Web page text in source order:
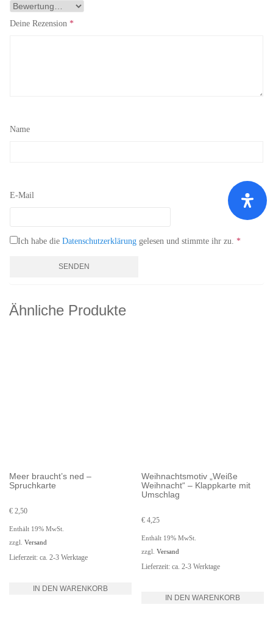
Deine Rezension *
Name
E-Mail
Ich habe die Datenschutzerklärung gelesen und stimmte ihr zu. *
Ähnliche Produkte
Meer braucht’s ned –
Spruchkarte
€ 2,50
Enthält 19% MwSt.
zzgl. Versand
Lieferzeit: ca. 2-3 Werktage
IN DEN WARENKORB
Weihnachtsmotiv „Weiße
Weihnacht“ – Klappkarte mit
Umschlag
€ 4,25
Enthält 19% MwSt.
zzgl.Versand
Lieferzeit: ca. 2-3 Werktage
IN DEN WARENKORB